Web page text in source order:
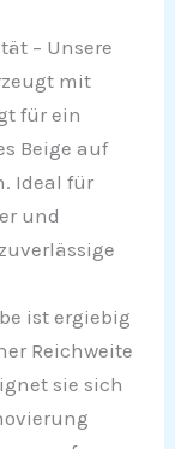
– Unsere
mit
für ein
Beige auf
Ideal für
und
ist ergiebig
Reichweite
sie sich